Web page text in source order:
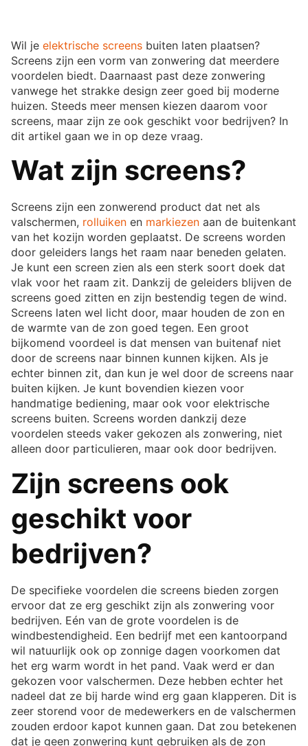
Wil je elektrische screens buiten laten plaatsen?
Screens zijn een vorm van zonwering dat meerdere
voordelen biedt. Daarnaast past deze zonwering
vanwege het strakke design zeer goed bij moderne
huizen. Steeds meer mensen kiezen daarom voor
screens, maar zijn ze ook geschikt voor bedrijven? In
dit artikel gaan we in op deze vraag.
Wat zijn screens?
Screens zijn een zonwerend product dat net als
valschermen, rolluiken en markiezen aan de buitenkant
van het kozijn worden geplaatst. De screens worden
door geleiders langs het raam naar beneden gelaten.
Je kunt een screen zien als een sterk soort doek dat
vlak voor het raam zit. Dankzij de geleiders blijven de
screens goed zitten en zijn bestendig tegen de wind.
Screens laten wel licht door, maar houden de zon en
de warmte van de zon goed tegen. Een groot
bijkomend voordeel is dat mensen van buitenaf niet
door de screens naar binnen kunnen kijken. Als je
echter binnen zit, dan kun je wel door de screens naar
buiten kijken. Je kunt bovendien kiezen voor
handmatige bediening, maar ook voor elektrische
screens buiten. Screens worden dankzij deze
voordelen steeds vaker gekozen als zonwering, niet
alleen door particulieren, maar ook door bedrijven.
Zijn screens ook
geschikt voor
bedrijven?
De specifieke voordelen die screens bieden zorgen
ervoor dat ze erg geschikt zijn als zonwering voor
bedrijven. Eén van de grote voordelen is de
windbestendigheid. Een bedrijf met een kantoorpand
wil natuurlijk ook op zonnige dagen voorkomen dat
het erg warm wordt in het pand. Vaak werd er dan
gekozen voor valschermen. Deze hebben echter het
nadeel dat ze bij harde wind erg gaan klapperen. Dit is
zeer storend voor de medewerkers en de valschermen
zouden erdoor kapot kunnen gaan. Dat zou betekenen
dat je geen zonwering kunt gebruiken als de zon